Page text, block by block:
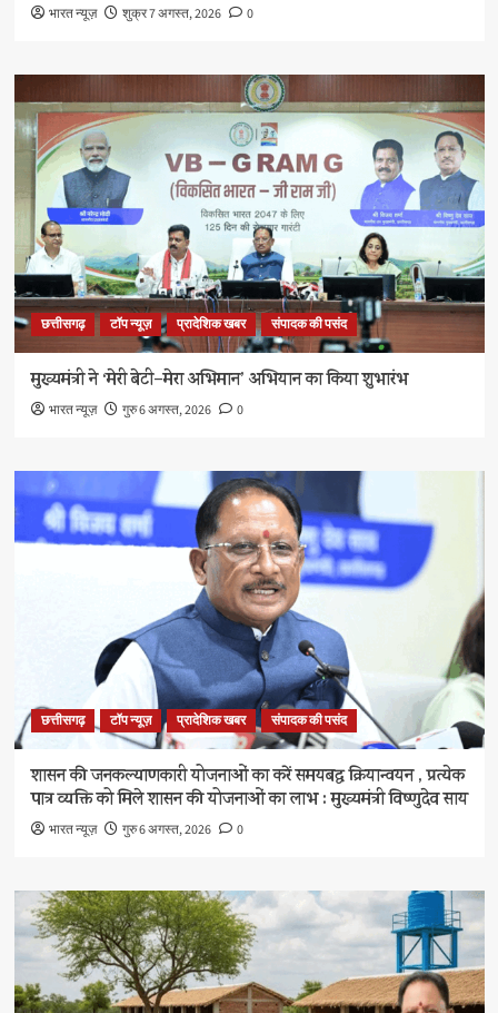
भारत न्यूज़ शुक्र 7 अगस्त, 2026 0
छत्तीसगढ़ टॉप न्यूज़ प्रादेशिक खबर संपादक की पसंद
मुख्यमंत्री ने ‘मेरी बेटी–मेरा अभिमान’ अभियान का किया शुभारंभ
भारत न्यूज़ गुरु 6 अगस्त, 2026 0
छत्तीसगढ़ टॉप न्यूज़ प्रादेशिक खबर संपादक की पसंद
शासन की जनकल्याणकारी योजनाओं का करें समयबद्ध क्रियान्वयन , प्रत्येक
पात्र व्यक्ति को मिले शासन की योजनाओं का लाभ : मुख्यमंत्री विष्णुदेव साय
भारत न्यूज़ गुरु 6 अगस्त, 2026 0